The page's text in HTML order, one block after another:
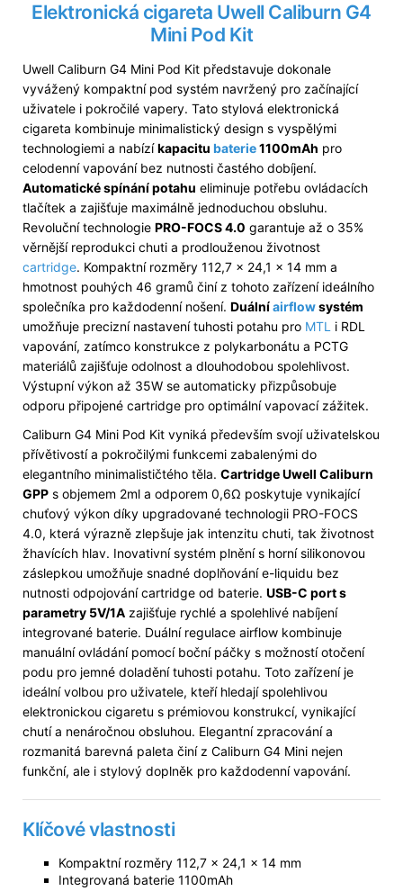
Elektronická cigareta Uwell Caliburn G4
Mini Pod Kit
Uwell Caliburn G4 Mini Pod Kit představuje dokonale
vyvážený kompaktní pod systém navržený pro začínající
uživatele i pokročilé vapery. Tato stylová elektronická
cigareta kombinuje minimalistický design s vyspělými
technologiemi a nabízíkapacitu baterie1100mAh pro
celodenní vapování bez nutnosti častého dobíjení.
Automatické spínání potahu eliminuje potřebu ovládacích
tlačítek a zajišťuje maximálně jednoduchou obsluhu.
Revoluční technologie PRO-FOCS 4.0 garantuje až o 35%
věrnější reprodukci chuti a prodlouženou životnost
cartridge. Kompaktní rozměry 112,7 x 24,1 x 14 mm a
hmotnost pouhých 46 gramů činí z tohoto zařízení ideálního
společníka pro každodenní nošení. Duálníairflowsystém
umožňuje precizní nastavení tuhosti potahu pro MTL i RDL
vapování, zatímco konstrukce z polykarbonátu a PCTG
materiálů zajišťuje odolnost a dlouhodobou spolehlivost.
Výstupní výkon až 35W se automaticky přizpůsobuje
odporu připojené cartridge pro optimální vapovací zážitek.
Caliburn G4 Mini Pod Kit vyniká především svojí uživatelskou
přívětivostí a pokročilými funkcemi zabalenými do
elegantního minimalističtého těla. Cartridge Uwell Caliburn
GPP s objemem 2ml a odporem 0,6Ω poskytuje vynikající
chuťový výkon díky upgradované technologii PRO-FOCS
4.0, která výrazně zlepšuje jak intenzitu chuti, tak životnost
žhavících hlav. Inovativní systém plnění s horní silikonovou
záslepkou umožňuje snadné doplňování e-liquidu bez
nutnosti odpojování cartridge od baterie. USB-C port s
parametry 5V/1A zajišťuje rychlé a spolehlivé nabíjení
integrované baterie. Duální regulace airflow kombinuje
manuální ovládání pomocí boční páčky s možností otočení
podu pro jemné doladění tuhosti potahu. Toto zařízení je
ideální volbou pro uživatele, kteří hledají spolehlivou
elektronickou cigaretu s prémiovou konstrukcí, vynikající
chutí a nenáročnou obsluhou. Elegantní zpracování a
rozmanitá barevná paleta činí z Caliburn G4 Mini nejen
funkční, ale i stylový doplněk pro každodenní vapování.
Klíčové vlastnosti
Kompaktní rozměry 112,7 x 24,1 x 14 mm
Integrovaná baterie 1100mAh